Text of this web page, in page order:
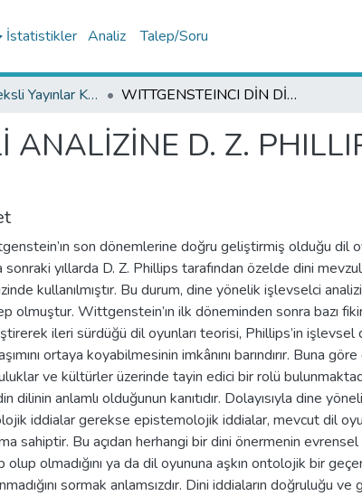
İstatistikler Analiz Talep/Soru
TR-Dizin İndeksli Yayınlar Koleksiyonu WITTGENSTEINCI DİN DİLİ ANALİZİNE D. Z. PHILLIPS’İN ONTOLOJİK TAHLİLİ
D. Z.
son dönemlerine doğru geliştirmiş olduğu dil
sonraki yıllarda D. Z. Phillips tarafından özelde dini
kullanılmıştır. Bu durum, dine yönelik işlevselci
olmuştur. Wittgenstein’ın ilk döneminden sonra bazı
ileri sürdüğü dil oyunları teorisi, Phillips’in işlevsel
ortaya koyabilmesinin imkânını barındırır. Buna
ve kültürler üzerinde tayin edici bir rolü
dilinin anlamlı olduğunun kanıtıdır. Dolayısıyla dine
iddialar gerekse epistemolojik iddialar, mevcut dil
sahiptir. Bu açıdan herhangi bir dini önermenin
olup olmadığını ya da dil oyununa aşkın ontolojik bir
sormak anlamsızdır. Dini iddiaların doğruluğu ve